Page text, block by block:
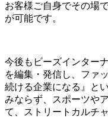
お客様ご自身でその場
が可能です。
今後もビーズインター
を編集・発信し、ファ
続ける企業になる』と
みならず、スポーツや
て、ストリートカルチ